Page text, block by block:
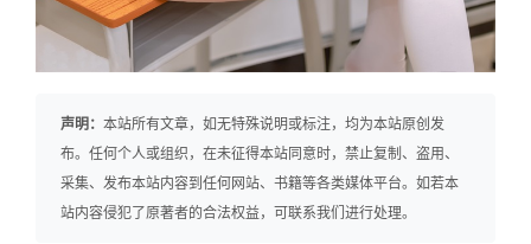
声明： 本站所有文章，如无特殊说明或标注，均为本站原创发
布。任何个人或组织，在未征得本站同意时，禁止复制、盗用、
采集、发布本站内容到任何网站、书籍等各类媒体平台。如若本
站内容侵犯了原著者的合法权益，可联系我们进行处理。